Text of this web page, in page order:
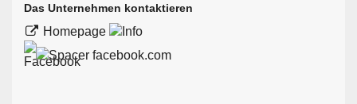
Das Unternehmen kontaktieren
Homepage
facebook.com